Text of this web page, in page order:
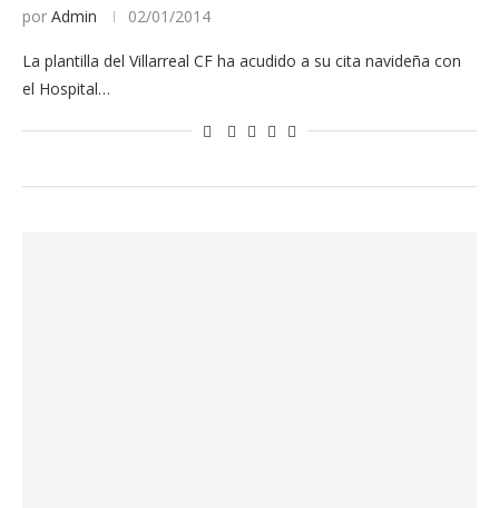
por Admin 02/01/2014
La plantilla del Villarreal CF ha acudido a su cita navideña con
el Hospital…